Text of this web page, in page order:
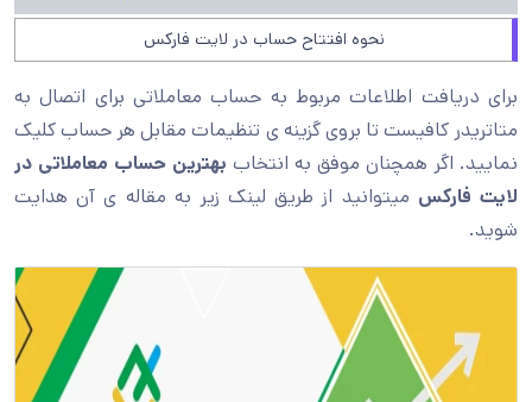
نحوه افتتاح حساب در لایت فارکس
برای دریافت اطلاعات مربوط به حساب معاملاتی برای اتصال به
متاتریدر کافیست تا بروی گزینه ی تنظیمات مقابل هر حساب کلیک
نمایید. اگر همچنان موفق به انتخاب بهترین حساب معاملاتی در
لایت فارکس میتوانید از طریق لینک زیر به مقاله ی آن هدایت
شوید.